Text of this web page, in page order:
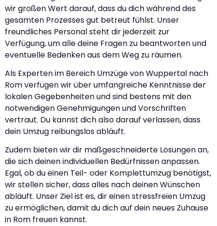
wir großen Wert darauf, dass du dich während des
gesamten Prozesses gut betreut fühlst. Unser
freundliches Personal steht dir jederzeit zur
Verfügung, um alle deine Fragen zu beantworten und
eventuelle Bedenken aus dem Weg zu räumen.
Als Experten im Bereich Umzüge von Wuppertal nach
Rom verfügen wir über umfangreiche Kenntnisse der
lokalen Gegebenheiten und sind bestens mit den
notwendigen Genehmigungen und Vorschriften
vertraut. Du kannst dich also darauf verlassen, dass
dein Umzug reibungslos abläuft.
Zudem bieten wir dir maßgeschneiderte Lösungen an,
die sich deinen individuellen Bedürfnissen anpassen.
Egal, ob du einen Teil- oder Komplettumzug benötigst,
wir stellen sicher, dass alles nach deinen Wünschen
abläuft. Unser Ziel ist es, dir einen stressfreien Umzug
zu ermöglichen, damit du dich auf dein neues Zuhause
in Rom freuen kannst.